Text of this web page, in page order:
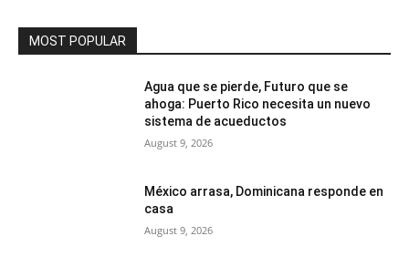
MOST POPULAR
Agua que se pierde, Futuro que se
ahoga: Puerto Rico necesita un nuevo
sistema de acueductos
August 9, 2026
México arrasa, Dominicana responde en
casa
August 9, 2026